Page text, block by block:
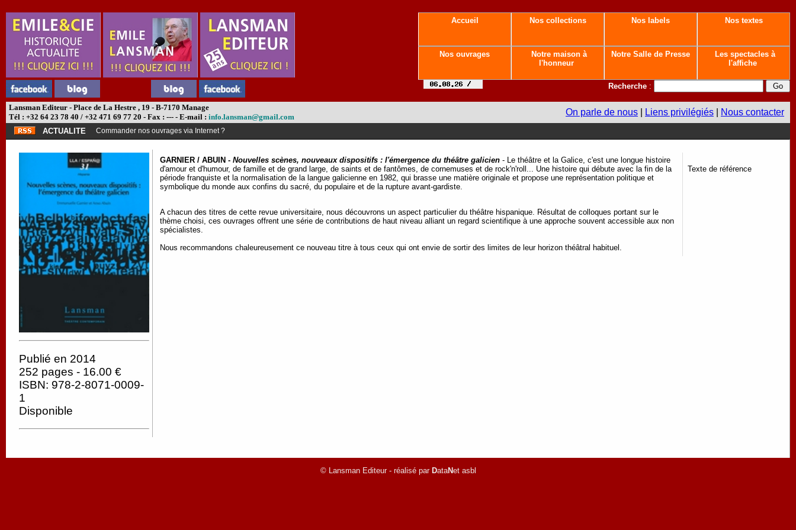
Accueil Nos collections Nos labels Nos textes
Nos ouvrages
Notre maison à
l'honneur
Notre Salle de Presse
Les spectacles à
l'affiche
Recherche :
Lansman Editeur - Place de La Hestre , 19 - B-7170 Manage
Tél : +32 64 23 78 40 / +32 471 69 77 20 - Fax : --- - E-mail : info.lansman@gmail.com On parle de nous Liens privilégiés Nous contacter
ACTUALITE Commander nos ouvrages via Internet ?
Publié en 2014
252 pages - 16.00 €
ISBN: 978-2-8071-0009-
1
Disponible
GARNIER / ABUIN - Nouvelles scènes, nouveaux dispositifs : l'émergence du théâtre galicien - Le théâtre et la Galice, c'est une longue histoire
d'amour et d'humour, de famille et de grand large, de saints et de fantômes, de cornemuses et de rock'n'roll... Une histoire qui débute avec la fin de la
période franquiste et la normalisation de la langue galicienne en 1982, qui brasse une matière originale et propose une représentation politique et
symbolique du monde aux confins du sacré, du populaire et de la rupture avant-gardiste.
A chacun des titres de cette revue universitaire, nous découvrons un aspect particulier du théâtre hispanique. Résultat de colloques portant sur le
thème choisi, ces ouvrages offrent une série de contributions de haut niveau alliant un regard scientifique à une approche souvent accessible aux non
spécialistes.
Nous recommandons chaleureusement ce nouveau titre à tous ceux qui ont envie de sortir des limites de leur horizon théâtral habituel.
Texte de référence
© Lansman Editeur - réalisé par DataNet asbl